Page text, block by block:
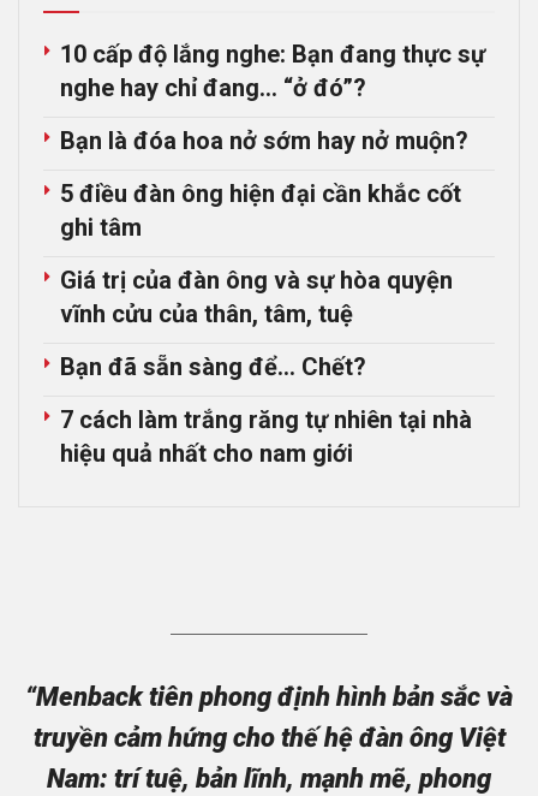
10 cấp độ lắng nghe: Bạn đang thực sự
nghe hay chỉ đang… “ở đó”?
Bạn là đóa hoa nở sớm hay nở muộn?
5 điều đàn ông hiện đại cần khắc cốt
ghi tâm
Giá trị của đàn ông và sự hòa quyện
vĩnh cửu của thân, tâm, tuệ
Bạn đã sẵn sàng để… Chết?
7 cách làm trắng răng tự nhiên tại nhà
hiệu quả nhất cho nam giới
“Menback tiên phong định hình bản sắc và
truyền cảm hứng cho thế hệ đàn ông Việt
Nam: trí tuệ, bản lĩnh, mạnh mẽ, phong